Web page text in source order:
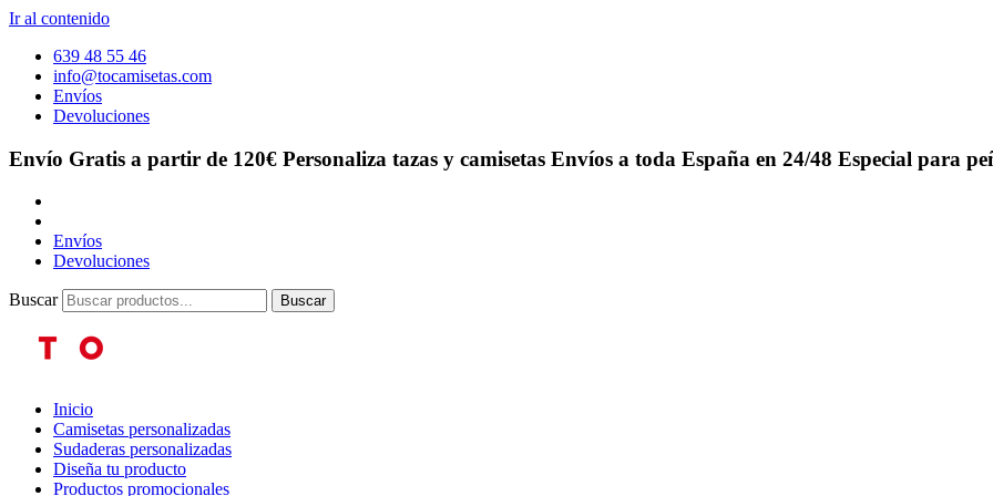
Ir al contenido
639 48 55 46
info@tocamisetas.com
Envíos
Devoluciones
Envío Gratis a partir de 120€ Personaliza tazas y camisetas Envíos a toda España en 24/48 Especial para
Envíos
Devoluciones
Buscar Buscar
Inicio
Camisetas personalizadas
Sudaderas personalizadas
Diseña tu producto
Productos promocionales